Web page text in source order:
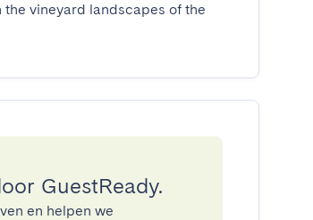
vineyard landscapes of the
GuestReady.
en helpen we